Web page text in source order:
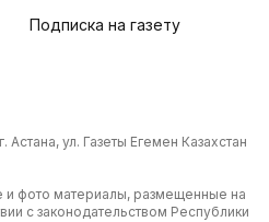
Подписка на газету
Астана, ул. Газеты Егемен Казахстан
фото материалы, размещенные на
с законодательством Республики